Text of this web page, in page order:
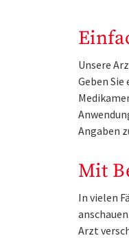
Unsere
Geben
Angaben
Mit
In vielen
Arzt